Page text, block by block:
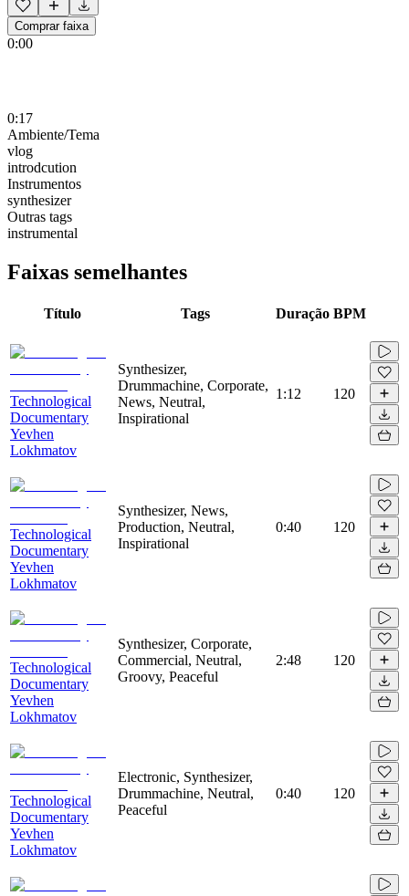
Comprar faixa
0:00
0:17
Ambiente/Tema
vlog
introdcution
Instrumentos
synthesizer
Outras tags
instrumental
Faixas semelhantes
Título Tags Duração BPM
Technological
Documentary
Yevhen
Lokhmatov
Synthesizer,
Drummachine, Corporate,
News, Neutral,
Inspirational
1:12 120
Technological
Documentary
Yevhen
Lokhmatov
Synthesizer, News,
Production, Neutral,
Inspirational
0:40 120
Technological
Documentary
Yevhen
Lokhmatov
Synthesizer, Corporate,
Commercial, Neutral,
Groovy, Peaceful
2:48 120
Technological
Documentary
Yevhen
Lokhmatov
Electronic, Synthesizer,
Drummachine, Neutral,
Peaceful
0:40 120